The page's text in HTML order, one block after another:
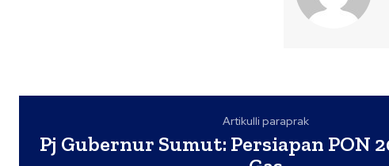
Artikulli paraprak
Pj Gubernur Sumut: Persiapan PON